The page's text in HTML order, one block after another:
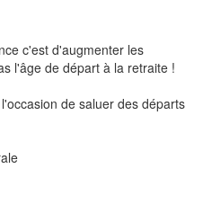
c'est d'augmenter les
l'âge de départ à la retraite !
de saluer des départs